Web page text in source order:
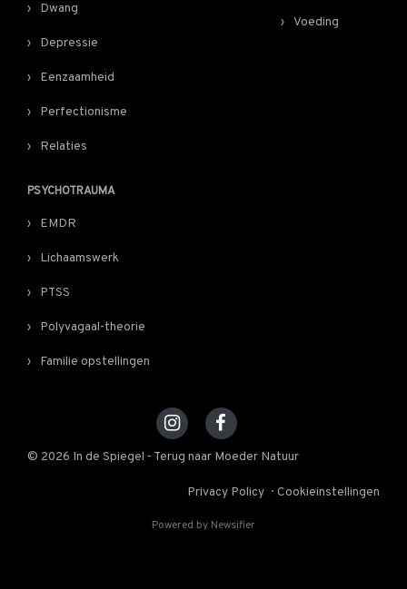
Dwang
Depressie
Eenzaamheid
Perfectionisme
Relaties
Voeding
PSYCHOTRAUMA
EMDR
Lichaamswerk
PTSS
Polyvagaal-theorie
Familie opstellingen
© 2026 In de Spiegel - Terug naar Moeder Natuur
Privacy Policy Cookieinstellingen
Powered by Newsifier